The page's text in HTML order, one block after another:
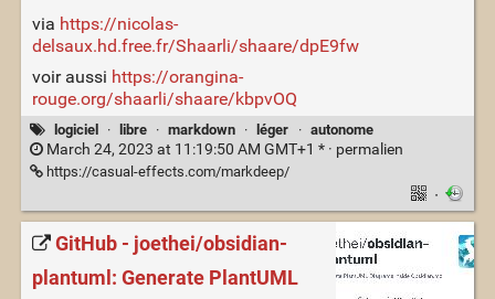
via https://nicolas-
delsaux.hd.free.fr/Shaarli/shaare/dpE9fw
voir aussi https://orangina-
rouge.org/shaarli/shaare/kbpvOQ
logiciel · libre · markdown · léger · autonome
March 24, 2023 at 11:19:50 AM GMT+1 * · permalien
https://casual-effects.com/markdeep/
·
GitHub - joethei/obsidian-
plantuml: Generate PlantUML